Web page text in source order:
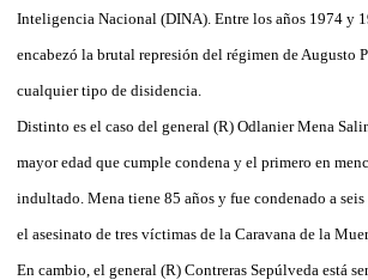
Inteligencia Nacional (DINA). Entre los años 1974 y
encabezó la brutal represión del régimen de Augusto
cualquier tipo de disidencia.
Distinto es el caso del general (R) Odlanier Mena
mayor edad que cumple condena y el primero en
indultado. Mena tiene 85 años y fue condenado a
el asesinato de tres víctimas de la Caravana de la
En cambio, el general (R) Contreras Sepúlveda está